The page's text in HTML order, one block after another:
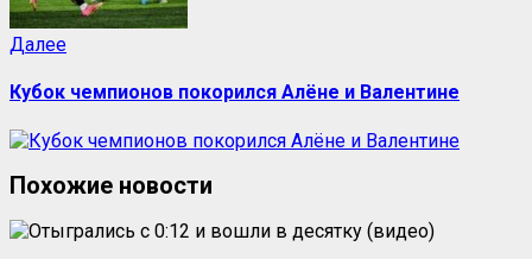
Далее
Кубок чемпионов покорился Алёне и Валентине
Похожие новости